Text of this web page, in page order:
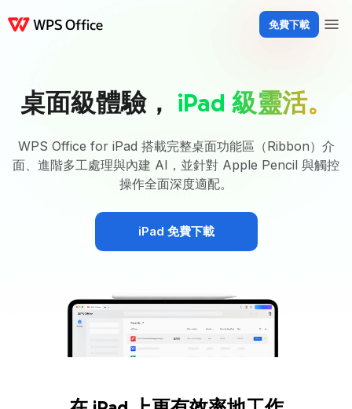
免費下載
桌面級體驗， iPad 級靈活。
WPS Office for iPad 搭載完整桌面功能區（Ribbon）介
面、進階多工處理與內建 AI，並針對 Apple Pencil 與觸控
操作全面深度適配。
iPad 免費下載